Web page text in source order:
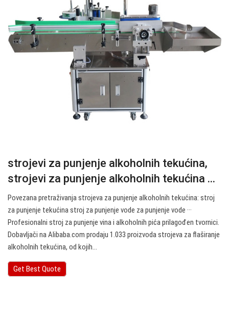
strojevi za punjenje alkoholnih tekućina,
strojevi za punjenje alkoholnih tekućina ...
Povezana pretraživanja strojeva za punjenje alkoholnih tekućina: stroj
za punjenje tekućina stroj za punjenje vode za punjenje vode ···
Profesionalni stroj za punjenje vina i alkoholnih pića prilagođen tvornici.
Dobavljači na Alibaba.com prodaju 1.033 proizvoda strojeva za flaširanje
alkoholnih tekućina, od kojih…
Get Best Quote